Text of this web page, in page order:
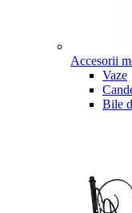
Accesorii
Vaze
Bile